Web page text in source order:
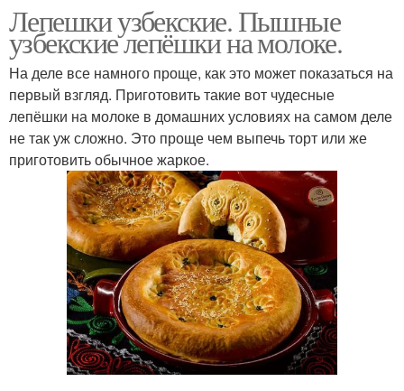
Узбекские закваски Лепешки в тандыре
Луковые лепешки Лепешки с луком
Слоеная лепешка
Лепешки в домашних
условиях
Лепешки узбекские. Пышные
узбекские лепёшки на молоке.
На деле все намного проще, как это может показаться на
первый взгляд. Приготовить такие вот чудесные
лепёшки на молоке в домашних условиях на самом деле
не так уж сложно. Это проще чем выпечь торт или же
приготовить обычное жаркое.